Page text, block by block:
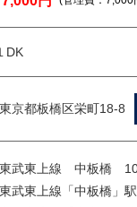
DK
東京都板橋区栄町18-8
東武東上線 中板橋
東武東上線「中板橋」